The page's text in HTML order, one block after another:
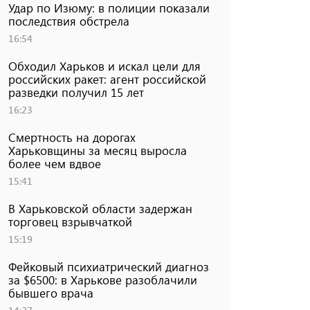
Удар по Изюму: в полиции показали
последствия обстрела
16:54
Обходил Харьков и искал цели для
российских ракет: агент российской
разведки получил 15 лет
16:23
Смертность на дорогах
Харьковщины за месяц выросла
более чем вдвое
15:41
В Харьковской области задержан
торговец взрывчаткой
15:19
Фейковый психиатрический диагноз
за $6500: в Харькове разоблачили
бывшего врача